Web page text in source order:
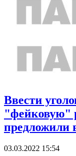
Ввести
"фейковую"
предложили
03.03.2022 15:54